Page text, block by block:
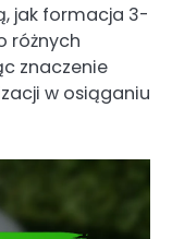
jak formacja 3-
różnych
znaczenie
w osiąganiu